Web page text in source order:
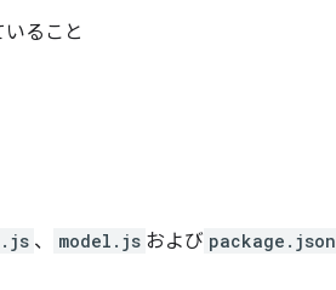
ること
、 model.js および package.json